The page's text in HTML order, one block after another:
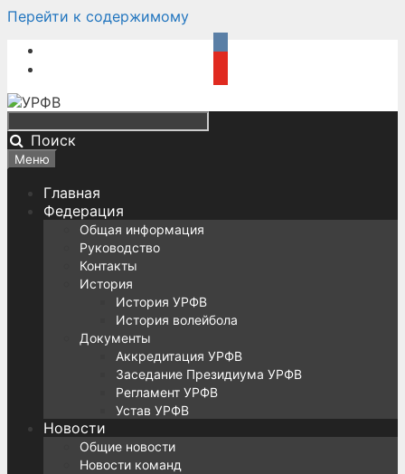
Перейти к содержимому
Поиск
Меню
Главная
Федерация
Общая информация
Руководство
Контакты
История
История УРФВ
История волейбола
Документы
Аккредитация УРФВ
Заседание Президиума УРФВ
Регламент УРФВ
Устав УРФВ
Новости
Общие новости
Новости команд